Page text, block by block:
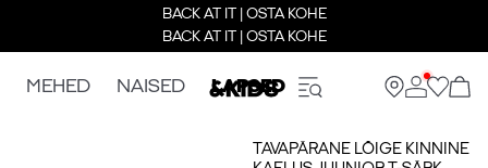
BACK AT IT | OSTA KOHE
BACK AT IT | OSTA KOHE
MEHED NAISED LAPSED
TAVAPÄRANE LÕIGE KINNINE